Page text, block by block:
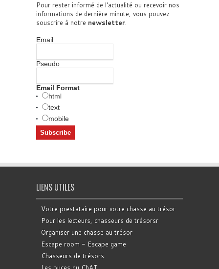
Pour rester informé de l'actualité ou recevoir nos
informations de dernière minute, vous pouvez
souscrire à notre newsletter.
Email
Pseudo
Email Format
html
text
mobile
LIENS UTILES
Votre prestataire pour votre chasse au trésor
Pour les lecteurs, chasseurs de trésorsr
Organiser une chasse au trésor
Escape room - Escape game
Chasseurs de trésors